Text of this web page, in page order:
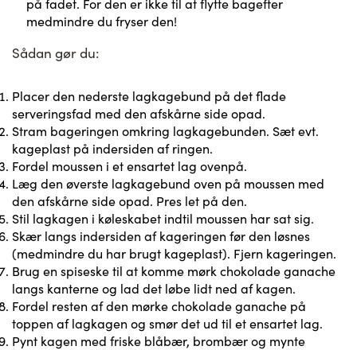
på fadet. For den er ikke til at flytte bagefter
medmindre du fryser den!
Sådan gør du:
Placer den nederste lagkagebund på det flade
serveringsfad med den afskårne side opad.
Stram bageringen omkring lagkagebunden. Sæt evt.
kageplast på indersiden af ringen.
Fordel moussen i et ensartet lag ovenpå.
Læg den øverste lagkagebund oven på moussen med
den afskårne side opad. Pres let på den.
Stil lagkagen i køleskabet indtil moussen har sat sig.
Skær langs indersiden af kageringen før den løsnes
(medmindre du har brugt kageplast). Fjern kageringen.
Brug en spiseske til at komme mørk chokolade ganache
langs kanterne og lad det løbe lidt ned af kagen.
Fordel resten af den mørke chokolade ganache på
toppen af lagkagen og smør det ud til et ensartet lag.
Pynt kagen med friske blåbær, brombær og mynte